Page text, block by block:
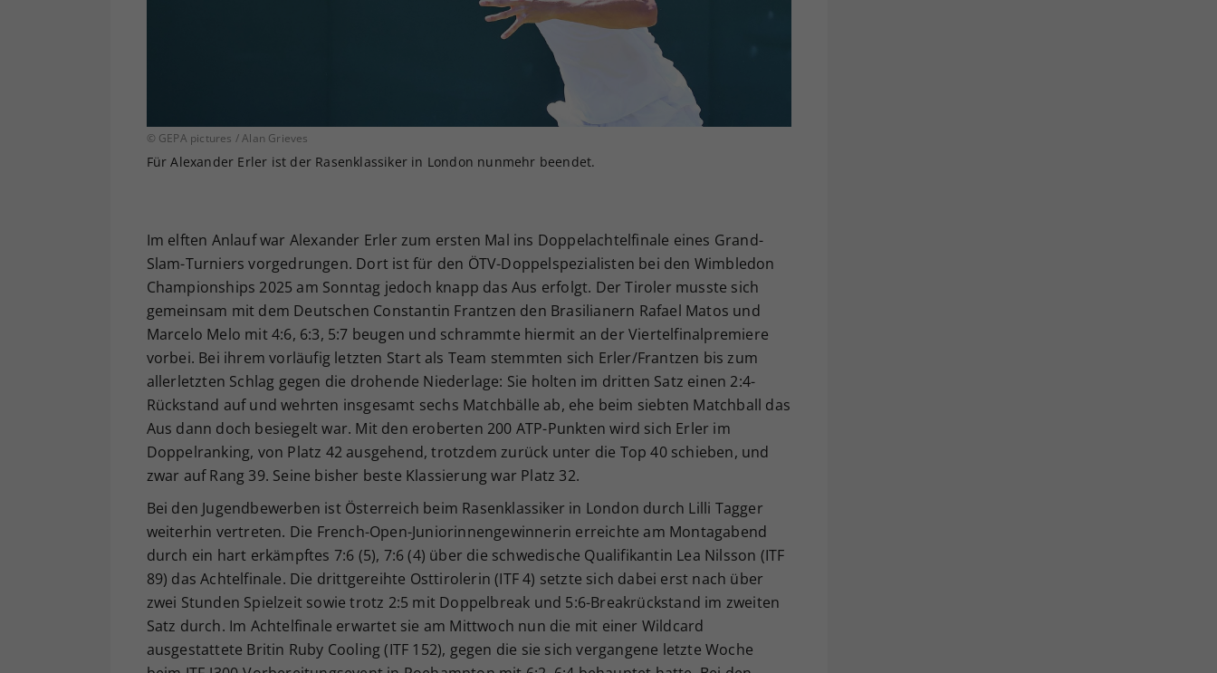
© GEPA pictures / Alan Grieves
Für Alexander Erler ist der Rasenklassiker in London nunmehr beendet.
Im elften Anlauf war Alexander Erler zum ersten Mal ins Doppelachtelfinale eines Grand-
Slam-Turniers vorgedrungen. Dort ist für den ÖTV-Doppelspezialisten bei den Wimbledon
Championships 2025 am Sonntag jedoch knapp das Aus erfolgt. Der Tiroler musste sich
gemeinsam mit dem Deutschen Constantin Frantzen den Brasilianern Rafael Matos und
Marcelo Melo mit 4:6, 6:3, 5:7 beugen und schrammte hiermit an der Viertelfinalpremiere
vorbei. Bei ihrem vorläufig letzten Start als Team stemmten sich Erler/Frantzen bis zum
allerletzten Schlag gegen die drohende Niederlage: Sie holten im dritten Satz einen 2:4-
Rückstand auf und wehrten insgesamt sechs Matchbälle ab, ehe beim siebten Matchball das
Aus dann doch besiegelt war. Mit den eroberten 200 ATP-Punkten wird sich Erler im
Doppelranking, von Platz 42 ausgehend, trotzdem zurück unter die Top 40 schieben, und
zwar auf Rang 39. Seine bisher beste Klassierung war Platz 32.
Bei den Jugendbewerben ist Österreich beim Rasenklassiker in London durch Lilli Tagger
weiterhin vertreten. Die French-Open-Juniorinnengewinnerin erreichte am Montagabend
durch ein hart erkämpftes 7:6 (5), 7:6 (4) über die schwedische Qualifikantin Lea Nilsson (ITF
89) das Achtelfinale. Die drittgereihte Osttirolerin (ITF 4) setzte sich dabei erst nach über
zwei Stunden Spielzeit sowie trotz 2:5 mit Doppelbreak und 5:6-Breakrückstand im zweiten
Satz durch. Im Achtelfinale erwartet sie am Mittwoch nun die mit einer Wildcard
ausgestattete Britin Ruby Cooling (ITF 152), gegen die sie sich vergangene letzte Woche
Ihrer vorgenommen Einstellungen, falls der
Webseiten-Betreiber dies eingestellt hat.